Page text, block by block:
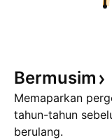
Bermusim
Memaparkan
tahun-tahun
berulang.